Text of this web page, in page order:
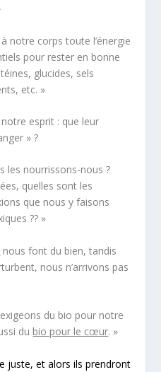
notre corps toute l’énergie
pour rester en bonne
glucides, sels
etc. »
esprit : que leur
» ?
les nourrissons-nous ?
quelles sont les
que nous y faisons
?? »
nous font du bien, tandis
nous n’arrivons pas
du bio pour notre
du bio pour le cœur. »
juste, et alors ils prendront